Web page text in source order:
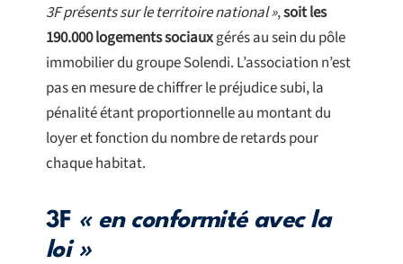
3F présents sur le territoire national »,soit les
190.000 logements sociauxgérés au sein du pôle
immobilier du groupe Solendi. L’association n’est
pas en mesure de chiffrer le préjudice subi, la
pénalité étant proportionnelle au montant du
loyer et fonction du nombre de retards pour
chaque habitat.
3F « en conformité avec la
loi »